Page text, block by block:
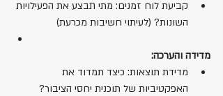
קביעת לוח זמנים: מתי תבצע את הפעילויות
השונות? (לעיתוי חשיבות מכרעת)
מדידה והערכה:
מדידת תוצאות: כיצד תמדוד את
האפקטיביות של תוכנית יחסי הציבור?